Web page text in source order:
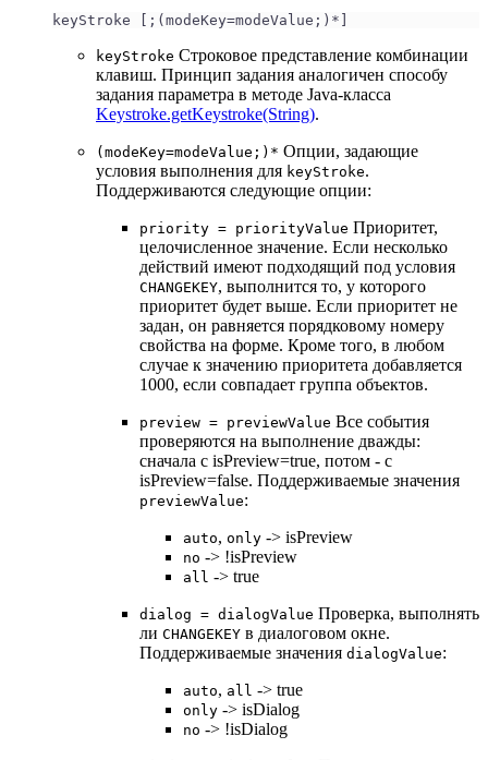
keyStroke [;(modeKey=modeValue;)*]
keyStroke Строковое представление комбинации
клавиш. Принцип задания аналогичен способу
задания параметра в методе Java-класса
Keystroke.getKeystroke(String).
(modeKey=modeValue;)* Опции, задающие
условия выполнения для keyStroke.
Поддерживаются следующие опции:
priority = priorityValue Приоритет,
целочисленное значение. Если несколько
действий имеют подходящий под условия
CHANGEKEY, выполнится то, у которого
приоритет будет выше. Если приоритет не
задан, он равняется порядковому номеру
свойства на форме. Кроме того, в любом
случае к значению приоритета добавляется
1000, если совпадает группа объектов.
preview = previewValue Все события
проверяются на выполнение дважды:
сначала с isPreview=true, потом - с
isPreview=false. Поддерживаемые значения
previewValue:
auto, only -> isPreview
no -> !isPreview
all -> true
dialog = dialogValue Проверка, выполнять
ли CHANGEKEY в диалоговом окне.
Поддерживаемые значения dialogValue:
auto, all -> true
only -> isDialog
no -> !isDialog